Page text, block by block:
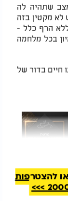
מצב שתהיה לה
לא מקטין בזה
הרף כלל -
בכל מלחמה
חיים בדור של
הרב
להצטרפות